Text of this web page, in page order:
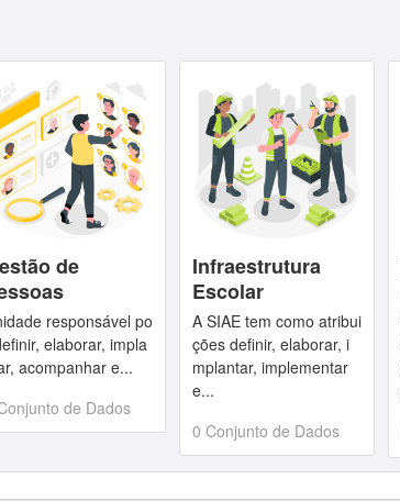
de
responsável po
elaborar, impla
acompanhar e...
de Dados
Infraestrutura
Escolar
A SIAE tem como atribui
ções definir, elaborar, i
mplantar, implementar
e...
0 Conjunto de Dados